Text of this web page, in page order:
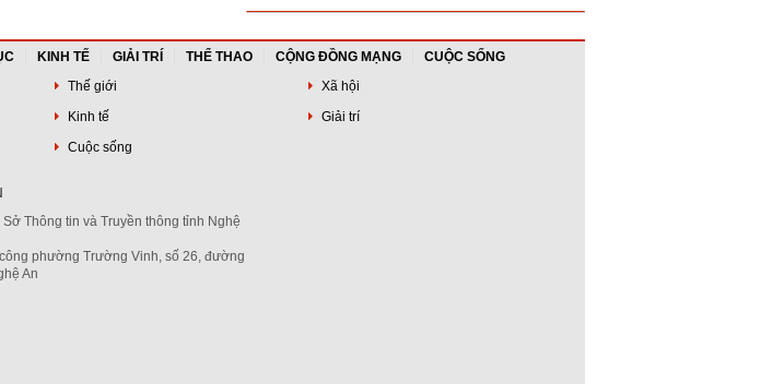
KINH TẾ GIẢI TRÍ THỂ THAO CỘNG ĐỒNG MẠNG
CUỘC SỐNG
Thế giới
Xã hội
Kinh tế
Giải trí
Cuộc sống
Thông tin và Truyền thông tỉnh Nghệ
phường Trường Vinh, số 26, đường
An